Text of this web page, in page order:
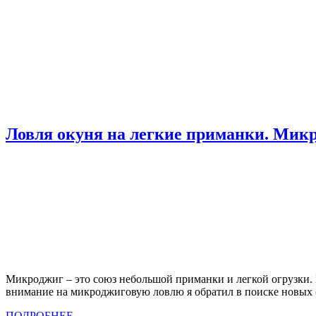
Ловля окуня на легкие приманки.
Микроджиг – это союз небольшой приманки и легкой
внимание на микроджиговую ловлю я обратил в поиске